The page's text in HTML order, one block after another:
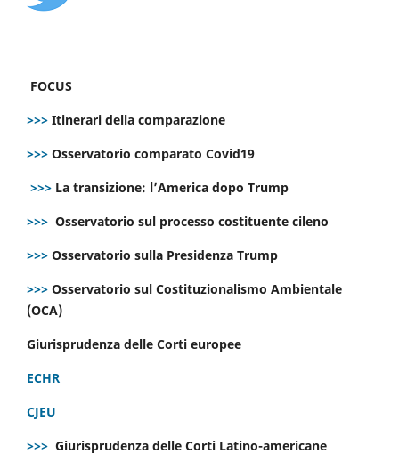
FOCUS
>>> Itinerari della comparazione
>>> Osservatorio comparato Covid19
>>> La transizione: l’America dopo Trump
>>> Osservatorio sul processo costituente cileno
>>> Osservatorio sulla Presidenza Trump
>>> Osservatorio sul Costituzionalismo Ambientale
(OCA)
Giurisprudenza delle Corti europee
ECHR
CJEU
>>> Giurisprudenza delle Corti Latino-americane